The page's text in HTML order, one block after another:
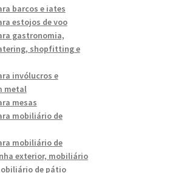
barcos e iates
estojos de voo
gastronomia,
shopfitting e
invólucros e
metal
mesas
mobiliário de
mobiliário de
exterior, mobiliário
de pátio